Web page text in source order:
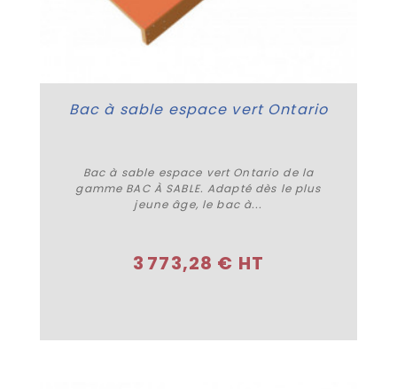
Bac à sable espace vert Ontario
Bac à sable espace vert Ontario de la
gamme BAC À SABLE. Adapté dès le plus
jeune âge, le bac à...
3 773,28 € HT